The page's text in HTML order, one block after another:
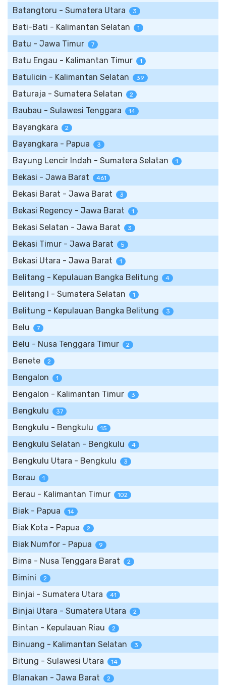
Batangtoru - Sumatera Utara 3
Bati-Bati - Kalimantan Selatan 1
Batu - Jawa Timur 7
Batu Engau - Kalimantan Timur 1
Batulicin - Kalimantan Selatan 39
Baturaja - Sumatera Selatan 2
Baubau - Sulawesi Tenggara 14
Bayangkara 2
Bayangkara - Papua 3
Bayung Lencir Indah - Sumatera Selatan 1
Bekasi - Jawa Barat 461
Bekasi Barat - Jawa Barat 3
Bekasi Regency - Jawa Barat 1
Bekasi Selatan - Jawa Barat 3
Bekasi Timur - Jawa Barat 5
Bekasi Utara - Jawa Barat 1
Belitang - Kepulauan Bangka Belitung 4
Belitang I - Sumatera Selatan 1
Belitung - Kepulauan Bangka Belitung 3
Belu 7
Belu - Nusa Tenggara Timur 2
Benete 2
Bengalon 1
Bengalon - Kalimantan Timur 3
Bengkulu 37
Bengkulu - Bengkulu 15
Bengkulu Selatan - Bengkulu 4
Bengkulu Utara - Bengkulu 3
Berau 1
Berau - Kalimantan Timur 102
Biak - Papua 14
Biak Kota - Papua 2
Biak Numfor - Papua 9
Bima - Nusa Tenggara Barat 2
Bimini 2
Binjai - Sumatera Utara 41
Binjai Utara - Sumatera Utara 2
Bintan - Kepulauan Riau 2
Binuang - Kalimantan Selatan 3
Bitung - Sulawesi Utara 14
Blanakan - Jawa Barat 2